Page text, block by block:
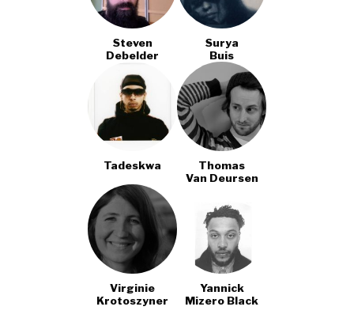
Steven
Debelder
Surya
Buis
Tadeskwa
Thomas
Van Deursen
Virginie
Krotoszyner
Yannick
Mizero Black